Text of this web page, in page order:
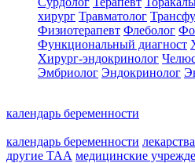
хирург Травматолог
Физиотерапевт Флеболог
Функциональный диагност
Хирург-эндокринолог
Эмбриолог Эндокринолог
календарь беременности
календарь беременности
другие ТАА медицинские